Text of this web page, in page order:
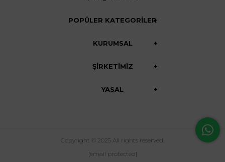
POPÜLER KATEGORİLER
KURUMSAL
ŞİRKETİMİZ
YASAL
Copyright © 2025 All rights reserved.
[email protected]